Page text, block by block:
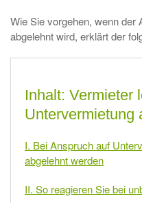
Wie Sie vorgehen, wenn der
abgelehnt wird, erklärt der
Inhalt: Vermieter
Untervermietung
I. Bei Anspruch auf
abgelehnt werden
II. So reagieren Sie bei